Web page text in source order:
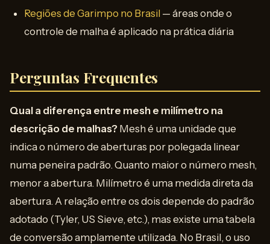
Regiões de Garimpo no Brasil — áreas onde o
controle de malha é aplicado na prática diária
Perguntas Frequentes
Qual a diferença entre mesh e milímetro na
descrição de malhas? Mesh é uma unidade que
indica o número de aberturas por polegada linear
numa peneira padrão. Quanto maior o número mesh,
menor a abertura. Milímetro é uma medida direta da
abertura. A relação entre os dois depende do padrão
adotado (Tyler, US Sieve, etc.), mas existe uma tabela
de conversão amplamente utilizada. No Brasil, o uso